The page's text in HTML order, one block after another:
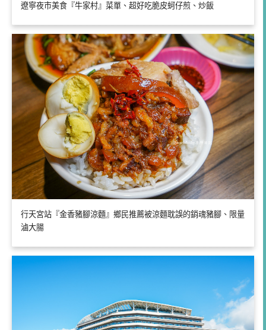
遼寧夜市美食『牛家村』菜單、超好吃脆皮蚵仔煎、炒飯
行天宮站『金香豬腳涼麵』鄉民推薦被涼麵耽誤的銷魂豬腳、限量
滷大腸